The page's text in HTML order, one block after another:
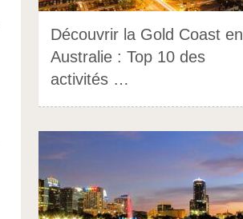
Découvrir la Gold Coast en
Australie : Top 10 des
activités …